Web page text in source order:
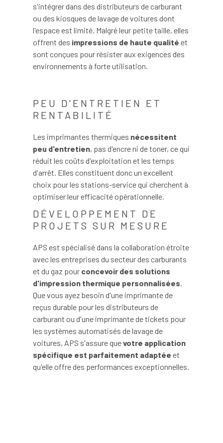
s'intégrer dans des distributeurs de carburant
ou des kiosques de lavage de voitures dont
l'espace est limité. Malgré leur petite taille, elles
offrent des impressions de haute qualité et
sont conçues pour résister aux exigences des
environnements à forte utilisation.
PEU D'ENTRETIEN ET
RENTABILITÉ
Les imprimantes thermiques nécessitent
peu d'entretien, pas d'encre ni de toner, ce qui
réduit les coûts d'exploitation et les temps
d'arrêt. Elles constituent donc un excellent
choix pour les stations-service qui cherchent à
optimiser leur efficacité opérationnelle.
DÉVELOPPEMENT DE
PROJETS SUR MESURE
APS est spécialisé dans la collaboration étroite
avec les entreprises du secteur des carburants
et du gaz pour concevoir des solutions
d'impression thermique personnalisées.
Que vous ayez besoin d'une imprimante de
reçus durable pour les distributeurs de
carburant ou d'une imprimante de tickets pour
les systèmes automatisés de lavage de
voitures, APS s'assure quevotre application
spécifique est parfaitement adaptée et
qu'elle offre des performances exceptionnelles.